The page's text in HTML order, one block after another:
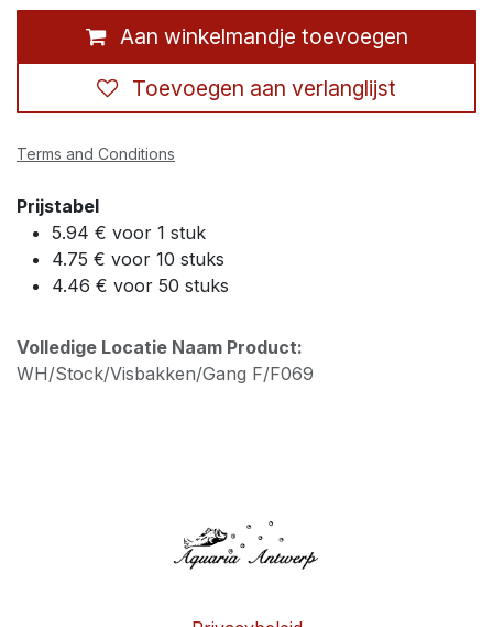
Aan winkelmandje toevoegen
Toevoegen aan verlanglijst
Terms and Conditions
Prijstabel
5.94 € voor 1 stuk
4.75 € voor 10 stuks
4.46 € voor 50 stuks
Volledige Locatie Naam Product:
WH/Stock/Visbakken/Gang F/F069